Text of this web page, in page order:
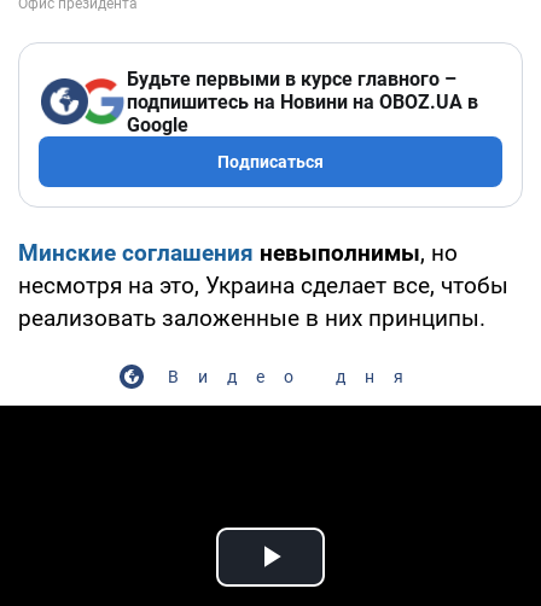
Будьте первыми в курсе главного –
подпишитесь на Новини на OBOZ.UA в
Google
Подписаться
Минские соглашения невыполнимы, но
несмотря на это, Украина сделает все, чтобы
реализовать заложенные в них принципы.
Видео дня
Play Video